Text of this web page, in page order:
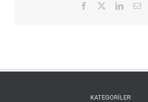
Facebook LinkedIn
E-
KATEGORİLER